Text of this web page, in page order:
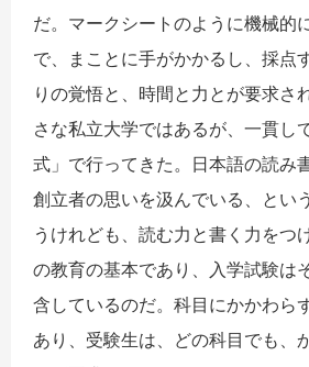
だ。マークシートのように機械的
で、まことに手がかかるし、採点
りの覚悟と、時間と力とが要求さ
さな私立大学ではあるが、一貫し
式」で行ってきた。日本語の読み
創立者の思いを汲んでいる、とい
うけれども、読む力と書く力をつ
の教育の基本であり、入学試験は
含しているのだ。科目にかかわら
あり、受験生は、どの科目でも、